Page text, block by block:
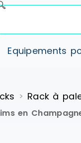
Equipements
> Rack à
en